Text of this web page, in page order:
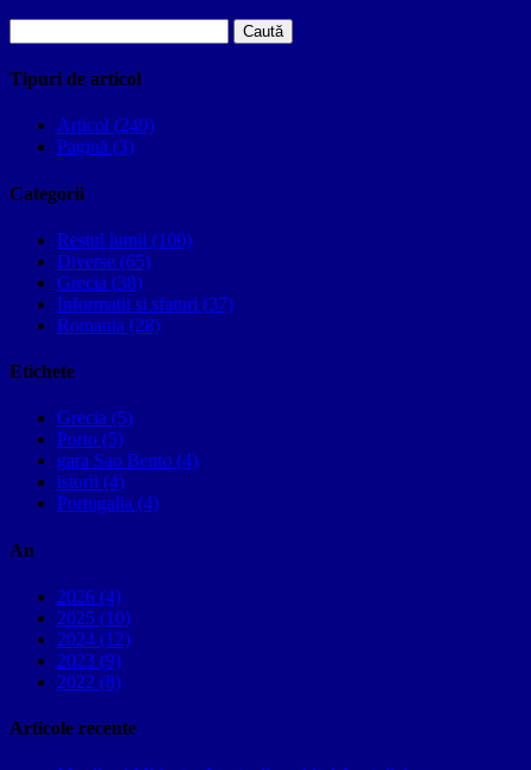
după:
Tipuri de articol
Articol (249)
Pagină (3)
Categorii
Restul lumii (100)
Diverse (65)
Grecia (38)
Informatii si sfaturi (37)
Romania (28)
Etichete
Grecia (5)
Porto (5)
gara Sao Bento (4)
istorii (4)
Portugalia (4)
An
2026 (4)
2025 (10)
2024 (12)
2023 (9)
2022 (8)
Articole recente